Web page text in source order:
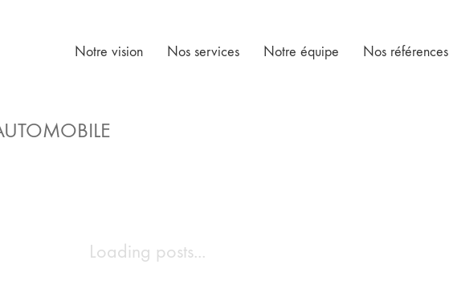
Notre vision Nos services Notre équipe Nos références
Loading posts...